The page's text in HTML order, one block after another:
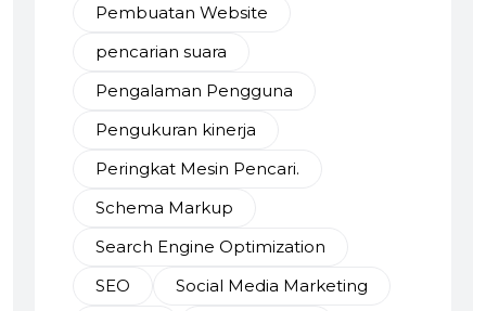
Pembuatan Website
pencarian suara
Pengalaman Pengguna
Pengukuran kinerja
Peringkat Mesin Pencari.
Schema Markup
Search Engine Optimization
SEO
Social Media Marketing